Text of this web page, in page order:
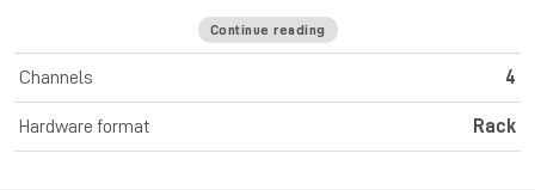
generazione di processori dinamici. L'elaborazione
audio ha rivoluzionato la produzione musicale in modo
presenta le stesse qualità di lavorazione del suo
Continue reading
Channels 4
Hardware format Rack